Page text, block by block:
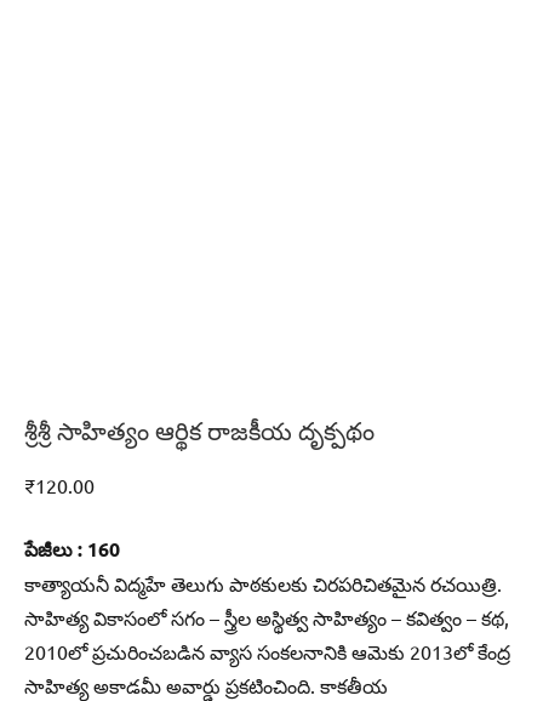
శ్రీశ్రీ సాహిత్యం ఆర్థిక రాజకీయ దృక్పథం
₹120.00
పేజీలు : 160
కాత్యాయనీ విద్మహే తెలుగు పాఠకులకు చిరపరిచితమైన రచయిత్రి.
సాహిత్య వికాసంలో సగం – స్త్రీల అస్థిత్వ సాహిత్యం – కవిత్వం – కథ,
2010లో ప్రచురించబడిన వ్యాస సంకలనానికి ఆమెకు 2013లో కేంద్ర
సాహిత్య అకాడమీ అవార్డు ప్రకటించింది. కాకతీయ